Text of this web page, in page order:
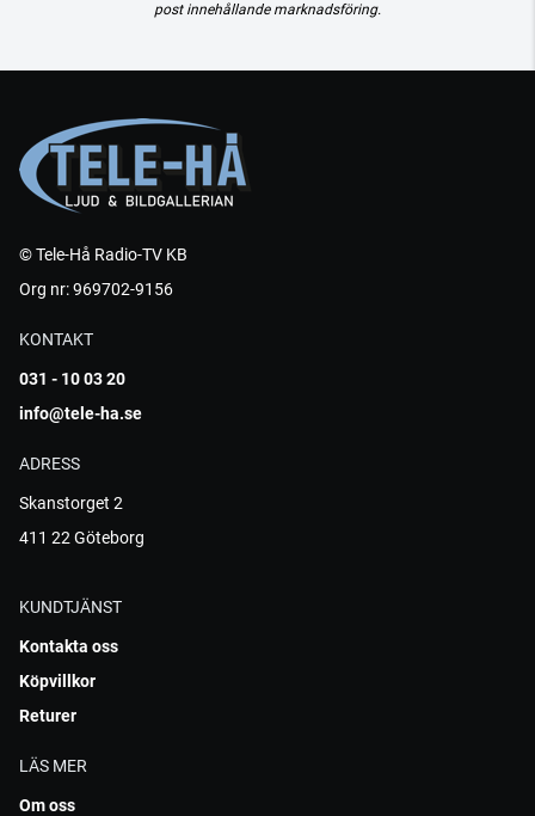
post innehållande marknadsföring.
© Tele-Hå Radio-TV KB
Org nr: 969702-9156
KONTAKT
031 - 10 03 20
info@tele-ha.se
ADRESS
Skanstorget 2
411 22 Göteborg
KUNDTJÄNST
Kontakta oss
Köpvillkor
Returer
LÄS MER
Om oss